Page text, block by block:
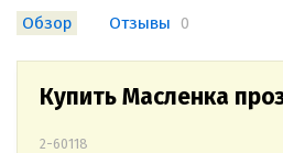
Обзор Отзывы 0
Купить Масленка
2-60118